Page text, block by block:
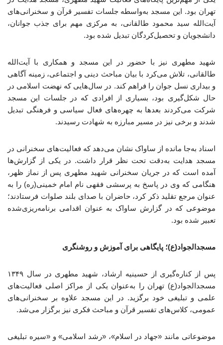
تهران بود. این مسجد به‌واسطه جلسات تفسیر قرآن و سخنرانی‌های
آیت‌الله سید محمود طالقانی، به مرکزی مهم برای جذب جوانان،
دانشجویان و تحصیل‌کردگان تبدیل شده بود.
شهید مطهری نیز با حضور در این مسجد و همکاری با آیت‌الله
طالقانی، تلاش می‌کرد با بیان مباحث دینی و اجتماعی، زمینه آگاهی
و بیداری نسل جوان را فراهم کند. در سال‌هایی که نهضت اسلامی در
حال شکل‌گیری بود، بسیاری از افرادی که در جلسات این مسجد
شرکت می‌کردند بعدها به چهره‌های فعال سیاسی و فرهنگی تبدیل
شدند و برخی نیز در مسیر مبارزه به شهادت رسیدند.
اسناد به‌جا مانده از ساواک نشان می‌دهد که فعالیت‌های سخنرانی در
مسجد هدایت به‌دقت تحت نظر قرار داشت. در یکی از گزارش‌ها
آمده است که در جریان سخنرانی شهید مطهری پس از نماز ظهر،
هنگامی که وی در پاسخ به پرسشی فقهی نام امام خمینی(ره) را به
عنوان مرجع تقلید ذکر کرد، حاضران با صدای بلند صلوات فرستادند؛
موضوعی که در گزارش ساواک به عنوان اقدامی برنامه‌ریزی‌شده
تعبیر شده بود.
مسجدالجواد(ع)؛ پایگاهی برای آموزش و روشنگری
پس از کناره‌گیری از حسینیه ارشاد، شهید مطهری در سال ۱۳۴۹
مسجدالجواد(ع) تهران را به‌عنوان یکی از مراکز اصلی فعالیت‌های
علمی و تبلیغی خود برگزید. در این مسجد علاوه بر سخنرانی‌های
عمومی، کلاس‌های تفسیر قرآن و مباحث فکری نیز برگزار می‌شد.
موضوعاتی مانند «جهاد در اسلام»، «رشد اسلامی» و «سیره تبلیغی